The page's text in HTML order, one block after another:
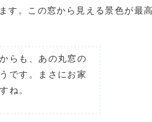
す。この窓から見える景色が最
らも、あの丸窓の
です。まさにお家
ね。